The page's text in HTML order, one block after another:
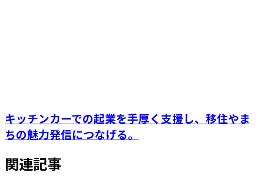
キッチンカーでの起業を手厚く支援し、移住やま
ちの魅力発信につなげる。
関連記事